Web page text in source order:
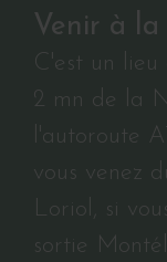
Venir à
C'est un
2 mn de la
l'autoroute
vous venez
Loriol, si
sortie